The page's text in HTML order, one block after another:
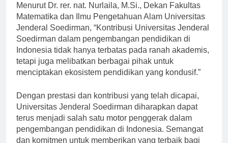
Menurut Dr. rer. nat. Nurlaila, M.Si., Dekan Fakultas
Matematika dan Ilmu Pengetahuan Alam Universitas
Jenderal Soedirman, “Kontribusi Universitas Jenderal
Soedirman dalam pengembangan pendidikan di
Indonesia tidak hanya terbatas pada ranah akademis,
tetapi juga melibatkan berbagai pihak untuk
Dengan prestasi dan kontribusi yang telah dicapai,
Universitas Jenderal Soedirman diharapkan dapat
terus menjadi salah satu motor penggerak dalam
pengembangan pendidikan di Indonesia. Semangat